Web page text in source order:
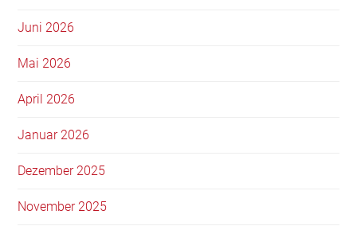
Juni 2026
Mai 2026
April 2026
Januar 2026
Dezember 2025
November 2025